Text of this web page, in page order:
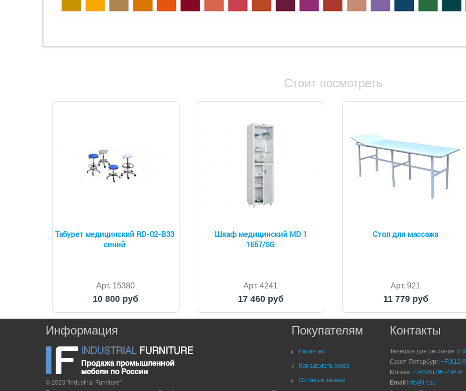
Стоит посмотреть
Табурет медицинский RD-02-B33
синий
Арт. 15380
10 800 руб
Шкаф медицинский MD 1
1657/SG
Арт. 4241
17 460 руб
Стол для массажа
Арт. 921
11 779 руб
Информация
© 2023 "Industrial Furniture"
Покупателям
Гарантии
Как сделать заказ
Оптовые заказы
Контакты
Телефон для регионов:8
Санкт-Петербург:
Москва:+7(495)795-444-6
Email info@i-f.su